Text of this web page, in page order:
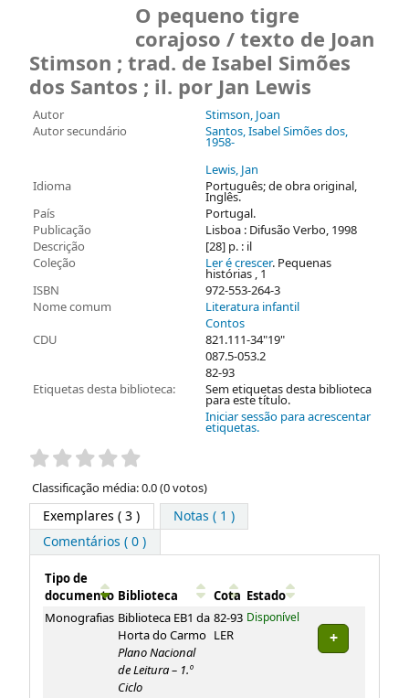
O pequeno tigre
corajoso / texto de Joan
Stimson ; trad. de Isabel Simões
dos Santos ; il. por Jan Lewis
Autor
Stimson, Joan
Autor secundário
Santos, Isabel Simões dos,
1958-
Lewis, Jan
Idioma
Português; de obra original,
Inglês.
País
Portugal.
Publicação
Lisboa : Difusão Verbo, 1998
Descrição
[28] p. : il
Coleção
Ler é crescer. Pequenas
histórias , 1
ISBN
972-553-264-3
Nome comum
Literatura infantil
Contos
CDU
821.111-34"19"
087.5-053.2
82-93
Etiquetas desta biblioteca:
Sem etiquetas desta biblioteca
para este título.
Iniciar sessão para acrescentar
etiquetas.
Pontuação
Classificação média: 0.0 (0 votos)
Exemplares ( 3 )
Notas ( 1 )
Comentários ( 0 )
Exemplares
Tipo de
documento Biblioteca Cota Estado
Monografias Biblioteca EB1 da
Horta do Carmo
Plano Nacional
de Leitura – 1.º
Ciclo
82-93
LER
Disponível